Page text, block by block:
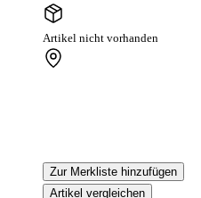
Artikel nicht vorhanden
Zur Merkliste hinzufügen
Artikel vergleichen